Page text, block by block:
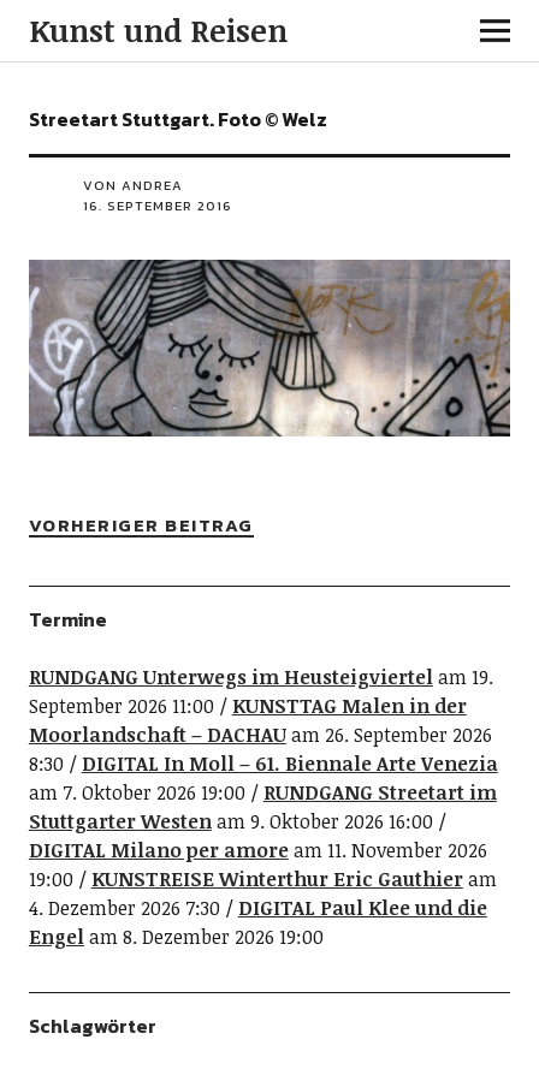
Kunst und Reisen
Streetart Stuttgart. Foto © Welz
VON ANDREA
16. SEPTEMBER 2016
VORHERIGER BEITRAG
Termine
RUNDGANG Unterwegs im Heusteigviertelam 19.
September 2026 11:00
KUNSTTAG Malen in der
Moorlandschaft – DACHAUam 26. September 2026
8:30
DIGITAL In Moll – 61. Biennale Arte Venezia
am 7. Oktober 2026 19:00
RUNDGANG Streetart im
Stuttgarter Westenam 9. Oktober 2026 16:00
DIGITAL Milano per amoream 11. November 2026
19:00
KUNSTREISE Winterthur Eric Gauthieram
4. Dezember 2026 7:30
DIGITAL Paul Klee und die
Engelam 8. Dezember 2026 19:00
Schlagwörter